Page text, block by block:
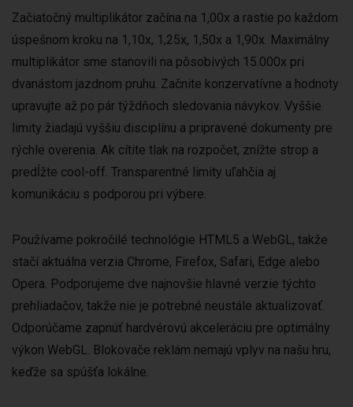
Začiatočný multiplikátor začína na 1,00x a rastie po každom
úspešnom kroku na 1,10x, 1,25x, 1,50x a 1,90x. Maximálny
multiplikátor sme stanovili na pôsobivých 15.000x pri
dvanástom jazdnom pruhu. Začnite konzervatívne a hodnoty
upravujte až po pár týždňoch sledovania návykov. Vyššie
limity žiadajú vyššiu disciplínu a pripravené dokumenty pre
rýchle overenia. Ak cítite tlak na rozpočet, znížte strop a
predĺžte cool-off. Transparentné limity uľahčia aj
komunikáciu s podporou pri výbere.
Používame pokročilé technológie HTML5 a WebGL, takže
stačí aktuálna verzia Chrome, Firefox, Safari, Edge alebo
Opera. Podporujeme dve najnovšie hlavné verzie týchto
prehliadačov, takže nie je potrebné neustále aktualizovať.
Odporúčame zapnúť hardvérovú akceleráciu pre optimálny
výkon WebGL. Blokovače reklám nemajú vplyv na našu hru,
keďže sa spúšťa lokálne.